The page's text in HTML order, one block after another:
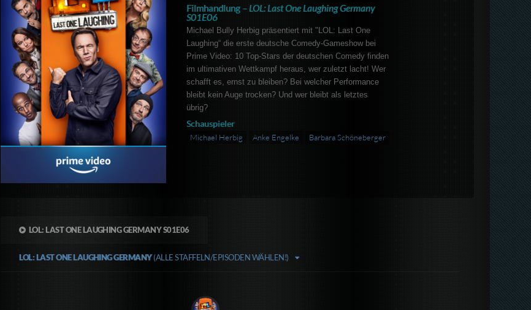
Filmhandlung – LOL: Last One Laughing Germany
S01E06
Michael Bully Herbig präsentiert mit "LOL: Last One
Laughing“ die erste deutsche Comedy-Gameshow bei
Prime Video: 10 Top-Stars der deutschen Comedy finden
im ultimativen Wettkampf heraus, wer zuletzt lacht! Wer
schafft es, ernst zu bleiben? Bei welcher Performance
bleibt kein Auge trocken? Und wer bleibt als letztes
übrig?
Schauspieler
Michael Herbig Anke Engelke Barbara Schöneberger
LOL: LAST ONE LAUGHING GERMANY S01E06
LOL: LAST ONE LAUGHING GERMANY(ALLE STAFFELN/EPISODEN WÄHLEN!)